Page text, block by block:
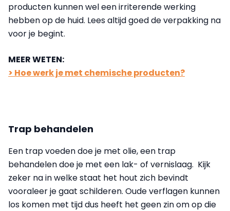
producten kunnen wel een irriterende werking
hebben op de huid. Lees altijd goed de verpakking na
voor je begint.
MEER WETEN:
> Hoe werk je met chemische producten?
Trap behandelen
Een trap voeden doe je met olie, een trap
behandelen doe je met een lak- of vernislaag. Kijk
zeker na in welke staat het hout zich bevindt
vooraleer je gaat schilderen. Oude verflagen kunnen
los komen met tijd dus heeft het geen zin om op die